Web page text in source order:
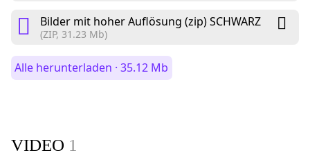
Bilder mit hoher Auflösung (zip) SCHWARZ
(ZIP, 31.23 Mb)
Alle herunterladen · 35.12 Mb
VIDEO 1